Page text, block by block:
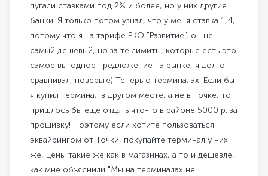
пугали ставками под 2% и более, но у них другие
банки. Я только потом узнал, что у меня ставка 1,4,
потому что я на тарифе РКО "Развитие", он не
самый дешевый, но за те лимиты, которые есть это
самое выгодное предложение на рынке, я долго
сравнивал, поверьте) Теперь о терминалах. Если бы
я купил терминал в другом месте, а не в Точке, то
пришлось бы еще отдать что-то в районе 5000 р. за
прошивку! Поэтому если хотите пользоваться
эквайрингом от Точки, покупайте терминал у них
же, цены такие же как в магазинах, а то и дешевле,
как мне объяснили "Мы на терминалах не